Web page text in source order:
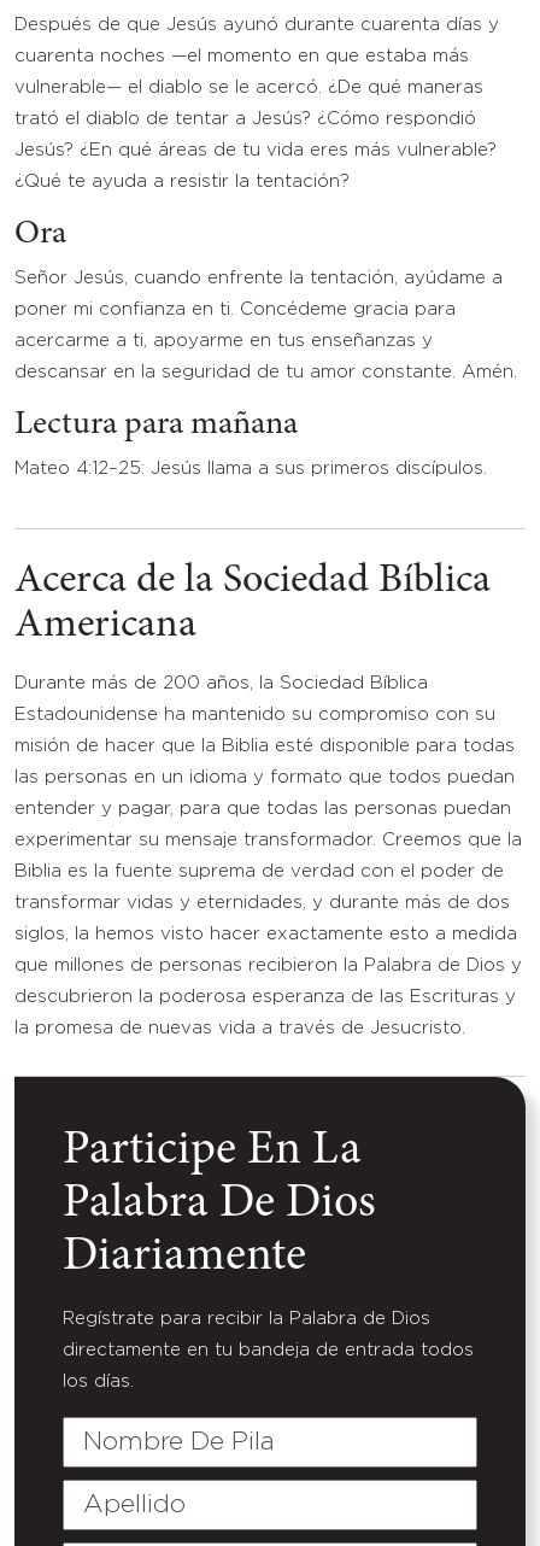
Después de que Jesús ayunó durante cuarenta días y
cuarenta noches —el momento en que estaba más
vulnerable— el diablo se le acercó. ¿De qué maneras
trató el diablo de tentar a Jesús? ¿Cómo respondió
Jesús? ¿En qué áreas de tu vida eres más vulnerable?
¿Qué te ayuda a resistir la tentación?
Ora
Señor Jesús, cuando enfrente la tentación, ayúdame a
poner mi confianza en ti. Concédeme gracia para
acercarme a ti, apoyarme en tus enseñanzas y
descansar en la seguridad de tu amor constante. Amén.
Lectura para mañana
Mateo 4:12–25: Jesús llama a sus primeros discípulos.
Acerca de la Sociedad Bíblica
Americana
Durante más de 200 años, la Sociedad Bíblica
Estadounidense ha mantenido su compromiso con su
misión de hacer que la Biblia esté disponible para todas
las personas en un idioma y formato que todos puedan
entender y pagar, para que todas las personas puedan
experimentar su mensaje transformador. Creemos que la
Biblia es la fuente suprema de verdad con el poder de
transformar vidas y eternidades, y durante más de dos
siglos, la hemos visto hacer exactamente esto a medida
que millones de personas recibieron la Palabra de Dios y
descubrieron la poderosa esperanza de las Escrituras y
la promesa de nuevas vida a través de Jesucristo.
Participe En La
Palabra De Dios
Diariamente
Regístrate para recibir la Palabra de Dios
directamente en tu bandeja de entrada todos
los días.
Nombre
Pila
Apellido